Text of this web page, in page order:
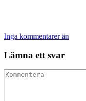
Inga kommentarer än
Lämna ett svar